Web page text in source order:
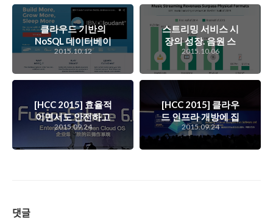
클라우드 기반의
NoSQL 데이터베이
스 서비스, IBM
Cloudant
2015.10.12
스트리밍 서비스 시
장의 성장. 음원 스
트리밍에 이어 앱 스
트리밍 시장도 점점
커지고 있는데..
2015.10.06
[HCC 2015] 효율적
이면서도 안전하고
개방적인 통합 클라
우드 OS, 화웨이 퓨
전스피어
2015.09.24
[HCC 2015] 클라우
드 인프라 개방에 집
중하는 화웨이의 클
라우드 전략
2015.09.24
댓글